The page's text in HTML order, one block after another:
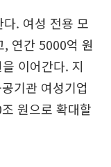
. 여성 전용 모
연간 5000억 원
이어간다. 지
기관 여성기업
원으로 확대할